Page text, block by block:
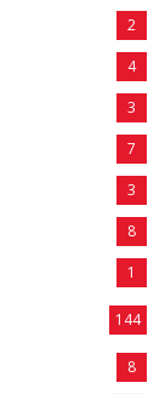
2
4
3
7
3
8
1
144
8